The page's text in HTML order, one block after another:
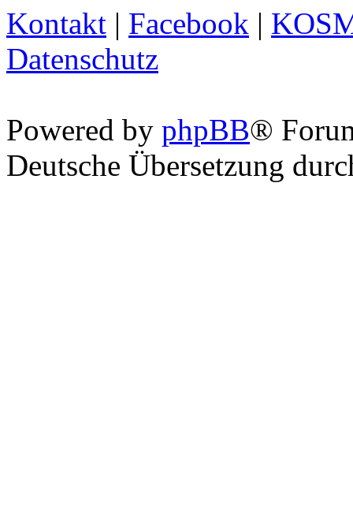
Kontakt | Facebook |
Datenschutz
Powered by phpBB®
Deutsche Übersetzung